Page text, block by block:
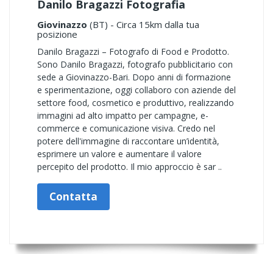
Danilo Bragazzi Fotografia
Giovinazzo (BT) - Circa 15km dalla tua
posizione
Danilo Bragazzi – Fotografo di Food e Prodotto.
Sono Danilo Bragazzi, fotografo pubblicitario con
sede a Giovinazzo-Bari. Dopo anni di formazione
e sperimentazione, oggi collaboro con aziende del
settore food, cosmetico e produttivo, realizzando
immagini ad alto impatto per campagne, e-
commerce e comunicazione visiva. Credo nel
potere dell'immagine di raccontare un’identità,
esprimere un valore e aumentare il valore
percepito del prodotto. Il mio approccio è sar ..
Contatta